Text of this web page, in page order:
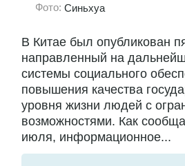
Фото: Синьхуа
В Китае был опубликован
направленный на
системы социального
повышения качества
уровня жизни людей с
возможностями. Как
июля, информационное...